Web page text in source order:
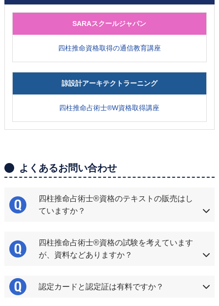
SARAスクールジャパン
四柱推命資格取得の通信教育講座
諒設計アーキテクトラーニング
四柱推命占術士®W資格取得講座
よくあるお問い合わせ
四柱推命占術士®資格のテキストの販売はし
ていますか？
四柱推命占術士®資格の試験を考えています
が、資料などありますか？
認定カードと認定証は有料ですか？